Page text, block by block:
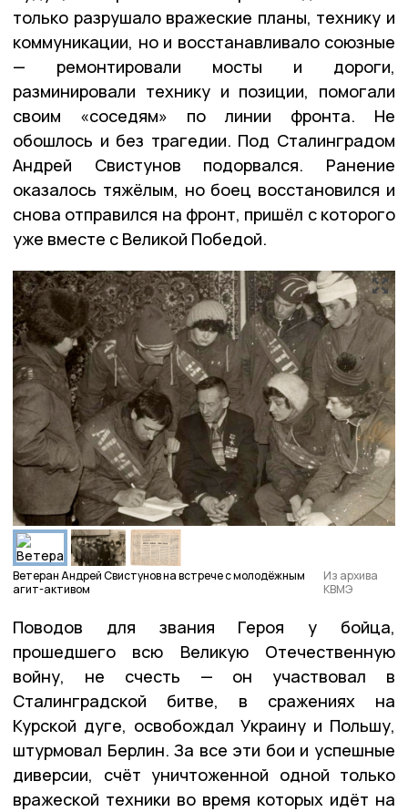
только разрушало вражеские планы, технику и
коммуникации, но и восстанавливало союзные
— ремонтировали мосты и дороги,
разминировали технику и позиции, помогали
своим «соседям» по линии фронта. Не
обошлось и без трагедии. Под Сталинградом
Андрей Свистунов подорвался. Ранение
оказалось тяжёлым, но боец восстановился и
снова отправился на фронт, пришёл с которого
уже вместе с Великой Победой.
Ветеран Андрей Свистунов на встрече с молодёжным
агит-активом
Из архива
КВМЭ
Поводов для звания Героя у бойца,
прошедшего всю Великую Отечественную
войну, не счесть — он участвовал в
Сталинградской битве, в сражениях на
Курской дуге, освобождал Украину и Польшу,
штурмовал Берлин. За все эти бои и успешные
диверсии, счёт уничтоженной одной только
вражеской техники во время которых идёт на